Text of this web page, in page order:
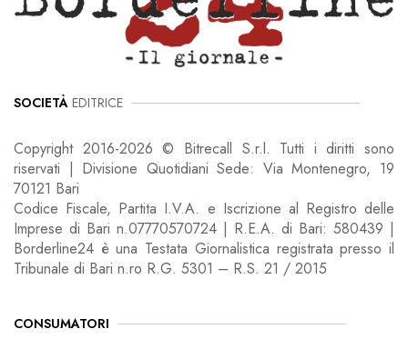
SOCIETÀ EDITRICE
Copyright 2016-2026 © Bitrecall S.r.l. Tutti i diritti sono
riservati | Divisione Quotidiani Sede: Via Montenegro, 19
70121 Bari
Codice Fiscale, Partita I.V.A. e Iscrizione al Registro delle
Imprese di Bari n.07770570724 | R.E.A. di Bari: 580439 |
Borderline24 è una Testata Giornalistica registrata presso il
Tribunale di Bari n.ro R.G. 5301 – R.S. 21 / 2015
CONSUMATORI